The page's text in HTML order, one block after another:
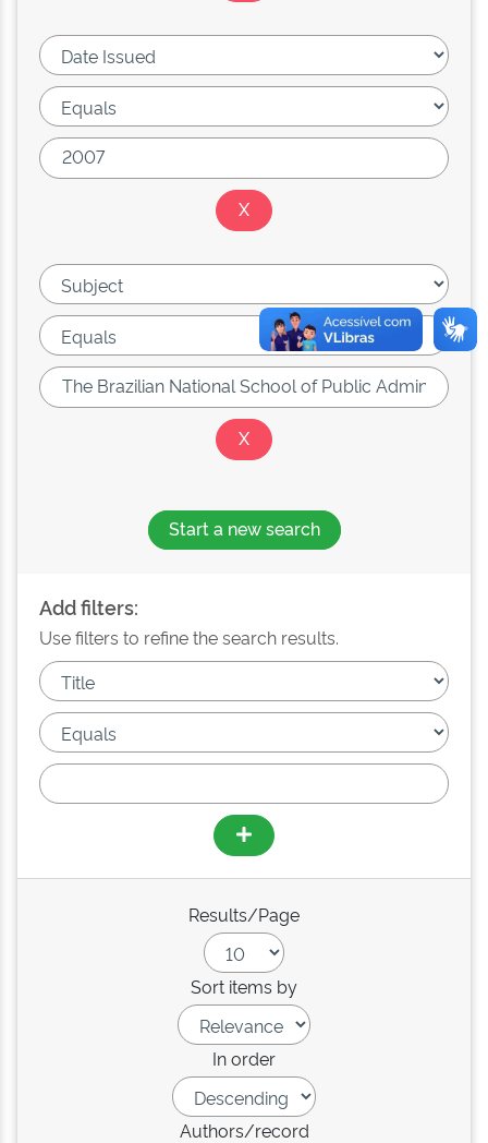
Start a new search
Add filters:
Use filters to refine the search results.
Results/Page
Sort items by
In order
Authors/record